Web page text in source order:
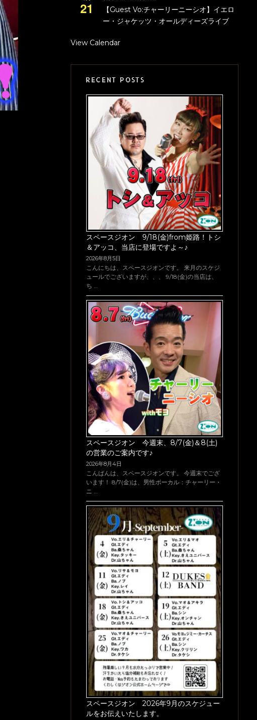
21
【Guest Vo:チャーリーニーシオ】イエロ
ー・ジャケッツ・オールディーズライブ
View Calendar
RECENT POSTS
スペースジオン 9/18(金)from姫路！トシ
＆アッコ、当店に登場ですよ～♪
2026年8月5日
こんにちは、スペースジオンです。 来月のスケジ
ュールでございますが、、、 9/18(金)の当店は、
ち …
スペースジオン 今週末、8/7(金)＆8(土)
の営業のご案内です♪
2026年8月4日
こんばんは、スペースジオンです。 今週末でござ
います！ 8/7(金)は、男性ボーカル：チャーリー・
ニ …
スペースジオン 2026年9月のスケジュー
ルをお伝えいたします。